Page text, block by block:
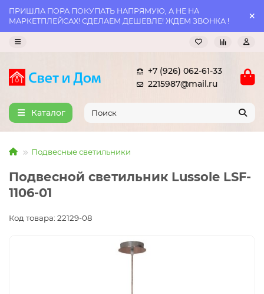
ПРИШЛА ПОРА ПОКУПАТЬ НАПРЯМУЮ, А НЕ НА
МАРКЕТПЛЕЙСАХ! СДЕЛАЕМ ДЕШЕВЛЕ! ЖДЕМ ЗВОНКА !
+7 (926) 062-61-33
2215987@mail.ru
Каталог
Подвесные светильники
Подвесной светильник Lussole LSF-
1106-01
Код товара: 22129-08